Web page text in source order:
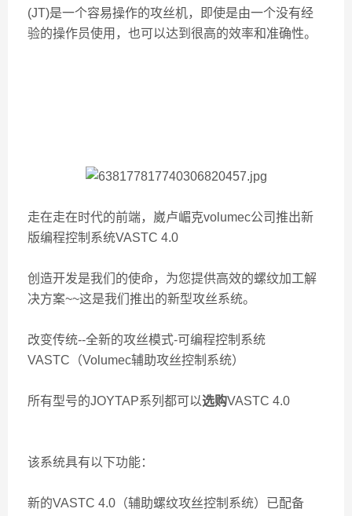
(JT)是一个容易操作的攻丝机，即使是由一个没有经
验的操作员使用，也可以达到很高的效率和准确性。
走在走在时代的前端，崴卢嵋克volumec公司推出新
版编程控制系统VASTC 4.0
创造开发是我们的使命，为您提供高效的螺纹加工解
决方案~~这是我们推出的新型攻丝系统。
改变传统--全新的攻丝模式-可编程控制系统
VASTC（Volumec辅助攻丝控制系统）
所有型号的JOYTAP系列都可以选购VASTC 4.0
该系统具有以下功能：
新的VASTC 4.0（辅助螺纹攻丝控制系统）已配备